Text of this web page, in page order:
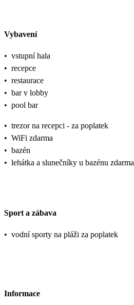
Vybavení
• vstupní hala
• recepce
• restaurace
• bar v lobby
• pool bar
• trezor na recepci - za poplatek
• WiFi zdarma
• bazén
• lehátka a slunečníky u bazénu zdarma
Sport a zábava
• vodní sporty na pláži za poplatek
Informace